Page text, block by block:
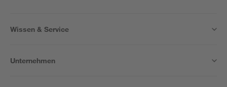
Wissen & Service
Unternehmen